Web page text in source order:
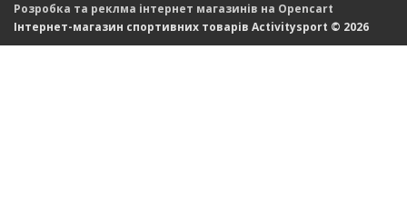
Розробка та реклма інтернет магазинів на Opencart
Інтернет-магазин спортивних товарів Activitysport © 2026